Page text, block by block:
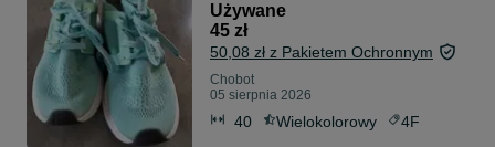
Używane
45 zł
50,08 zł z Pakietem Ochronnym
Chobot
05 sierpnia 2026
40 Wielokolorowy 4F